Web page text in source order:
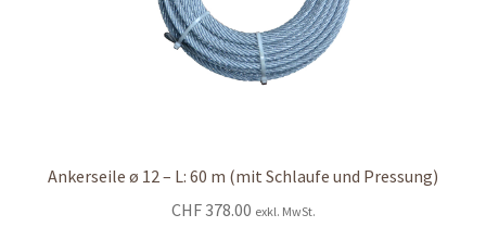
Ankerseile ø 12 – L: 60 m (mit Schlaufe und Pressung)
CHF378.00 exkl. MwSt.